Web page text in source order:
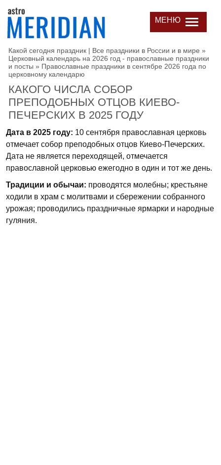
МЕНЮ
Какой сегодня праздник | Все праздники в России и в мире »
Церковный календарь на 2026 год - православные праздники
и посты » Православные праздники в сентябре 2026 года по
церковному календарю
КАКОГО ЧИСЛА СОБОР
ПРЕПОДОБНЫХ ОТЦОВ КИЕВО-
ПЕЧЕРСКИХ В 2025 ГОДУ
Дата в 2025 году: 10 сентября православная церковь
отмечает собор преподобных отцов Киево-Печерских.
Дата не является переходящей, отмечается
православной церковью ежегодно в один и тот же день.
Традиции и обычаи: проводятся молебны; крестьяне
ходили в храм с молитвами и сбережении собранного
урожая; проводились праздничные ярмарки и народные
гуляния.